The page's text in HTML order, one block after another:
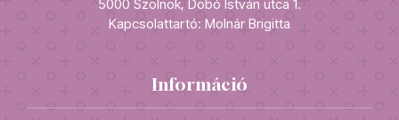
5000 Szolnok, Dobó István utca 1.
Kapcsolattartó: Molnár Brigitta
Információ